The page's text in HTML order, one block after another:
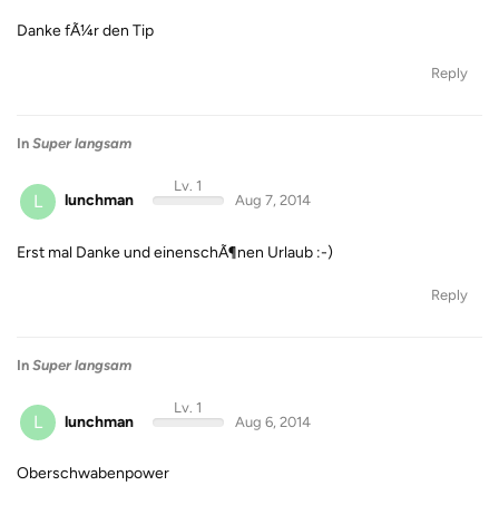
Danke fÃ¼r den Tip
Reply
In Super langsam
L lunchman
Lv. 1
Aug 7, 2014
Erst mal Danke und einenschÃ¶nen Urlaub :-)
Reply
In Super langsam
L lunchman
Lv. 1
Aug 6, 2014
Oberschwabenpower